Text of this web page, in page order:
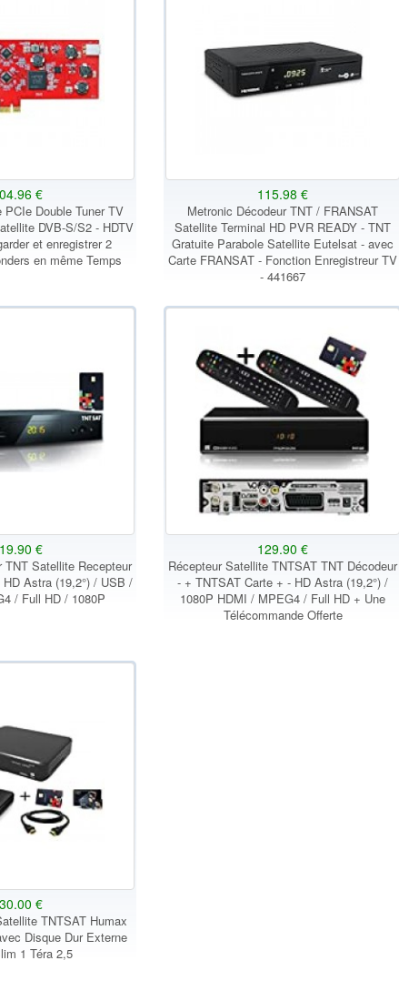
€
PCIe Double Tuner TV
DVB-S/S2 - HDTV
et enregistrer 2
en même Temps
115.98 €
Metronic Décodeur TNT / FRANSAT
Satellite Terminal HD PVR READY - TNT
Gratuite Parabole Satellite Eutelsat - avec
Carte FRANSAT - Fonction Enregistreur TV
- 441667
€
TNT Satellite Recepteur
Astra (19,2°) / USB /
/ Full HD / 1080P
129.90 €
Récepteur Satellite TNTSAT TNT Décodeur
- + TNTSAT Carte + - HD Astra (19,2°) /
1080P HDMI / MPEG4 / Full HD + Une
Télécommande Offerte
€
TNTSAT Humax
Disque Dur Externe
1 Téra 2,5